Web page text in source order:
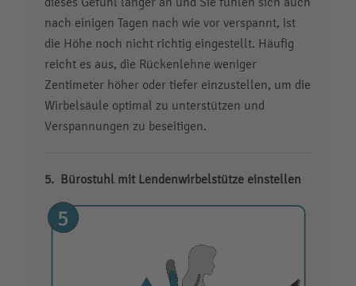
nach einigen Tagen nach wie vor verspannt, ist
die Höhe noch nicht richtig eingestellt. Häufig
reicht es aus, die Rückenlehne weniger
Zentimeter höher oder tiefer einzustellen, um die
Wirbelsäule optimal zu unterstützen und
Verspannungen zu beseitigen.
Bürostuhl mit Lendenwirbelstütze einstellen